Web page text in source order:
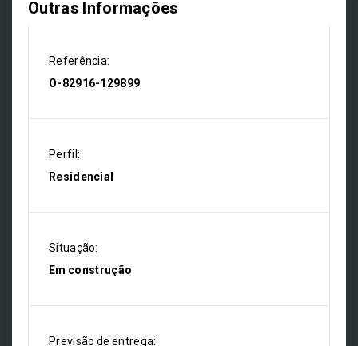
Outras Informações
Referência:
O-82916-129899
Perfil:
Residencial
Situação:
Em construção
Previsão de entrega: